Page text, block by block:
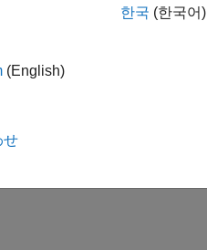
target computers with PTP
(English)
한국 (한국어)
せ